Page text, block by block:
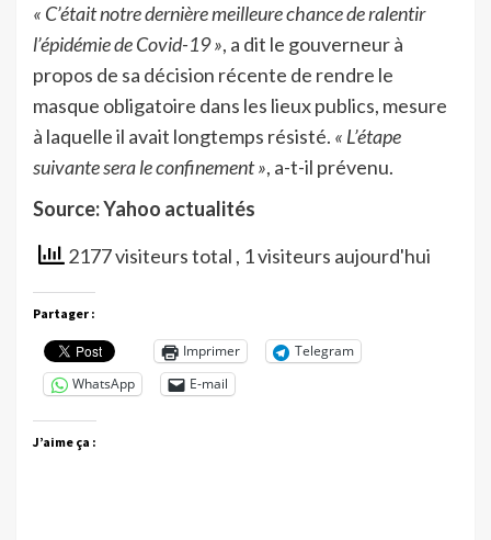
« C’était notre dernière meilleure chance de ralentir
l’épidémie de Covid-19 », a dit le gouverneur à
propos de sa décision récente de rendre le
masque obligatoire dans les lieux publics, mesure
à laquelle il avait longtemps résisté. « L’étape
suivante sera le confinement », a-t-il prévenu.
Source: Yahoo actualités
2177 visiteurs total , 1 visiteurs aujourd'hui
Partager :
Imprimer
Telegram
WhatsApp
E-mail
J’aime ça :